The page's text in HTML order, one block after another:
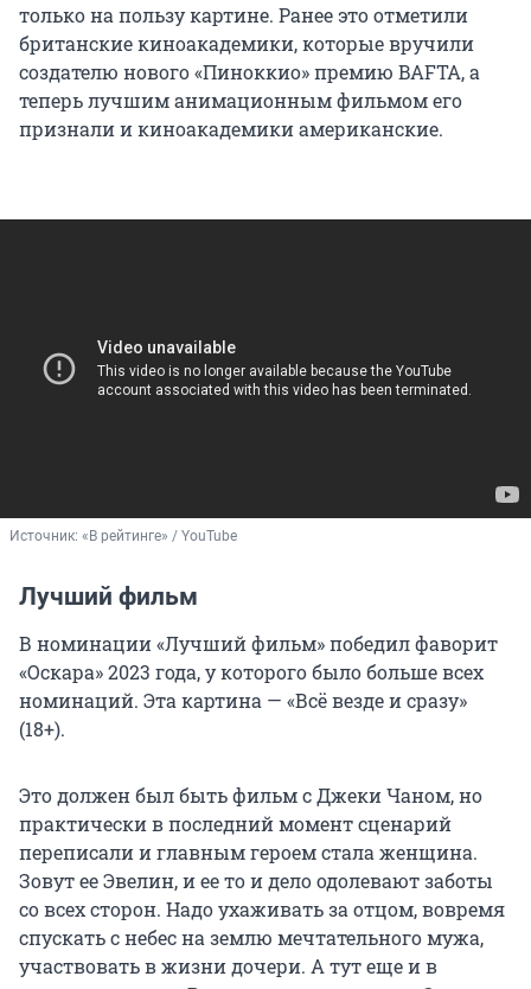
только на пользу картине. Ранее это отметили
британские киноакадемики, которые вручили
создателю нового «Пиноккио» премию BAFTA, а
теперь лучшим анимационным фильмом его
признали и киноакадемики американские.
Источник: «В рейтинге» / YouTube
Лучший фильм
В номинации «Лучший фильм» победил фаворит
«Оскара» 2023 года, у которого было больше всех
номинаций. Эта картина — «Всё везде и сразу»
(18+).
Это должен был быть фильм с Джеки Чаном, но
практически в последний момент сценарий
переписали и главным героем стала женщина.
Зовут ее Эвелин, и ее то и дело одолевают заботы
со всех сторон. Надо ухаживать за отцом, вовремя
спускать с небес на землю мечтательного мужа,
участвовать в жизни дочери. А тут еще и в